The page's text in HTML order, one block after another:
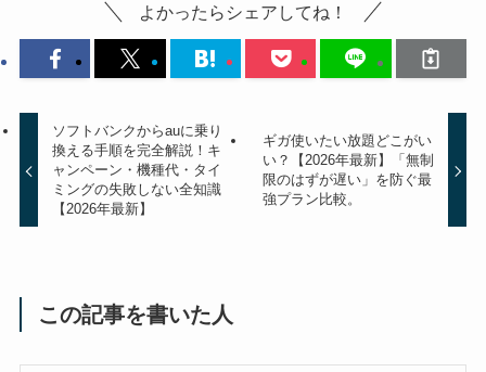
よかったらシェアしてね！
ソフトバンクからauに乗り
換える手順を完全解説！キ
ャンペーン・機種代・タイ
ミングの失敗しない全知識
【2026年最新】
ギガ使いたい放題どこがい
い？【2026年最新】「無制
限のはずが遅い」を防ぐ最
強プラン比較。
この記事を書いた人